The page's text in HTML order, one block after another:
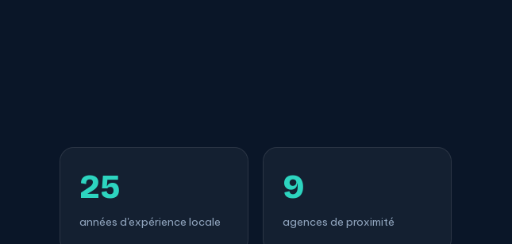
25
années d'expérience locale
9
agences de proximité